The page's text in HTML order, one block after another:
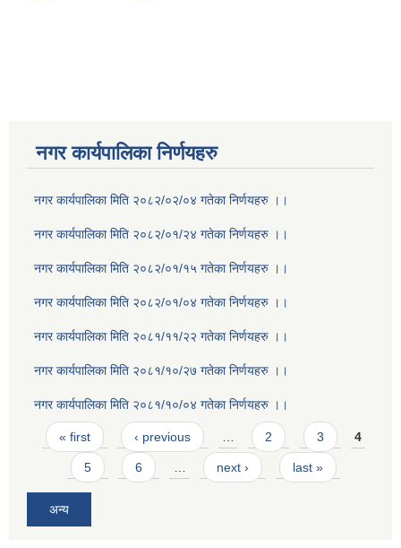
नगर कार्यपालिका निर्णयहरु
नगर कार्यपालिका मिति २०८२/०२/०४ गतेका निर्णयहरु ।।
नगर कार्यपालिका मिति २०८२/०१/२४ गतेका निर्णयहरु ।।
नगर कार्यपालिका मिति २०८२/०१/१५ गतेका निर्णयहरु ।।
नगर कार्यपालिका मिति २०८२/०१/०४ गतेका निर्णयहरु ।।
नगर कार्यपालिका मिति २०८१/११/२२ गतेका निर्णयहरु ।।
नगर कार्यपालिका मिति २०८१/१०/२७ गतेका निर्णयहरु ।।
नगर कार्यपालिका मिति २०८१/१०/०४ गतेका निर्णयहरु ।।
Pages
« first ‹ previous … 2 3 4
5 6 … next › last »
अन्य